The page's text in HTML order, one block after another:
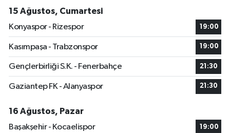
15 Ağustos, Cumartesi
Konyaspor - Rizespor
19:00
Kasımpaşa - Trabzonspor 19:00
Gençlerbirliği S.K. - Fenerbahçe 21:30
Gaziantep FK - Alanyaspor 21:30
16 Ağustos, Pazar
Başakşehir - Kocaelispor
19:00